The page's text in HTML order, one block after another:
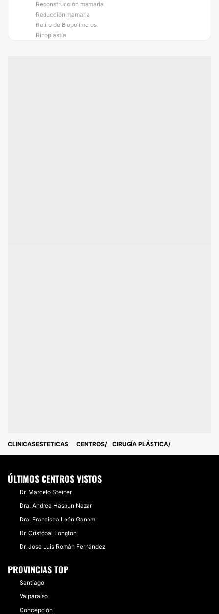
Reconstrucción mamaria
Reducción mamaria
Retiro de Biopolímeros
Rinoplastía
CLINICASESTETICAS CENTROS CIRUGÍA PLÁSTICA
ÚLTIMOS CENTROS VISTOS
Dr. Marcelo Steiner
Dra. Andrea Hasbun Nazar
Dra. Francisca León Ganem
Dr. Cristóbal Longton
Dr. Jose Luis Román Fernández
PROVINCIAS TOP
Santiago
Valparaíso
Concepción